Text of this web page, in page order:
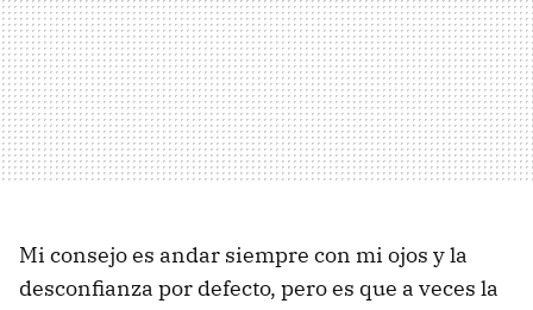
Mi consejo es andar siempre con mi ojos y la
desconfianza por defecto, pero es que a veces la